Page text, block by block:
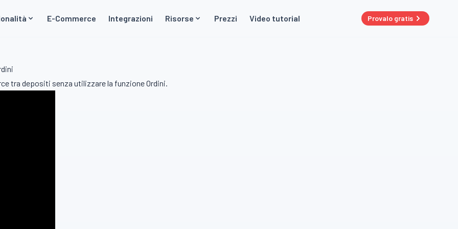
E-Commerce Integrazioni Risorse Prezzi Video tutorial Provalo gratis
tra depositi senza utilizzare la funzione Ordini.